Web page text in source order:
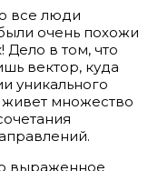
все люди
очень похожи
Дело в том, что
вектор, куда
уникального
живет множество
выраженное